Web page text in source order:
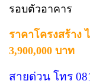
รอบตัวอาคาร
ราคาโครงสร้าง
3,900,000 บาท
สายด่วน โทร